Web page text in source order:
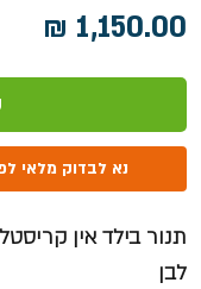
נא לבדוק מלאי לפני
לבן